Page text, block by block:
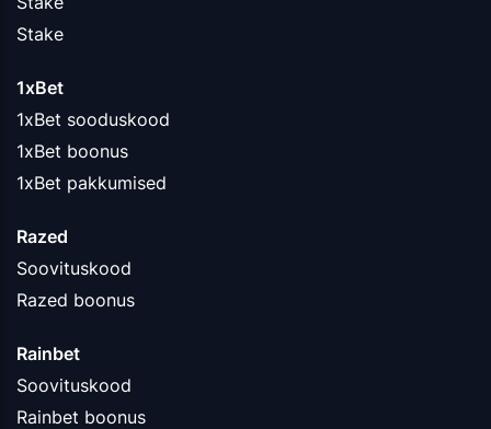
Stake
1xBet
1xBet sooduskood
1xBet boonus
1xBet pakkumised
Razed
Soovituskood
Razed boonus
Rainbet
Soovituskood
Rainbet boonus